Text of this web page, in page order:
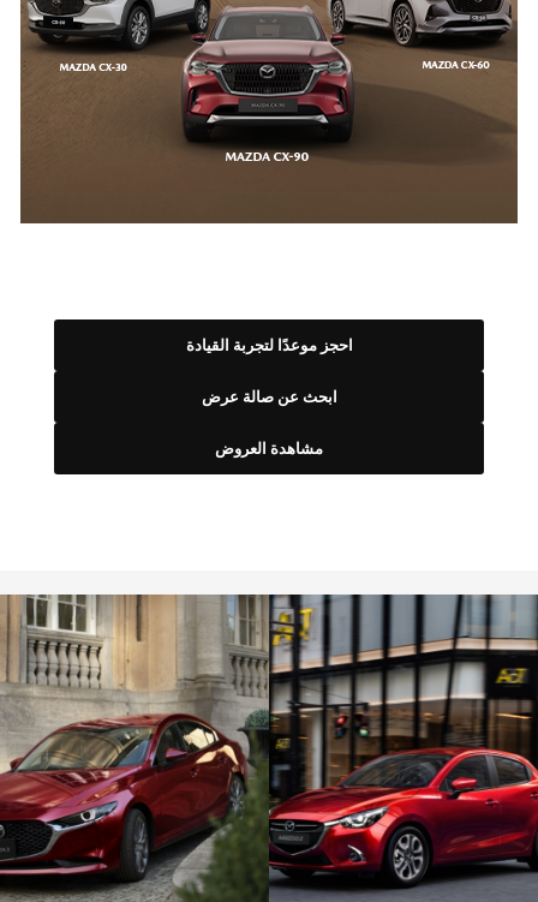
مشاهدة العروض
ابحث عن صالة عرض
احجز موعدًا لتجربة القيادة